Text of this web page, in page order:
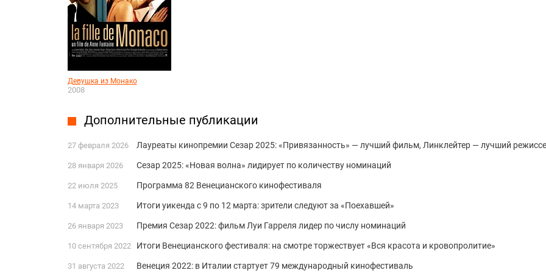
Девушка из Монако
2008
Дополнительные публикации
27 февраля 2026 Лауреаты кинопремии Сезар 2025: «Привязанность» — лучший фильм, Линклейтер — лучший
28 января 2026 Сезар 2025: «Новая волна» лидирует по количеству номинаций
22 июля 2025 Программа 82 Венецианского кинофестиваля
14 марта 2023 Итоги уикенда с 9 по 12 марта: зрители следуют за «Поехавшей»
26 января 2023 Премия Сезар 2022: фильм Луи Гарреля лидер по числу номинаций
10 сентября 2022 Итоги Венецианского фестиваля: на смотре торжествует «Вся красота и кровопролитие»
31 августа 2022 Венеция 2022: в Италии стартует 79 международный кинофестиваль